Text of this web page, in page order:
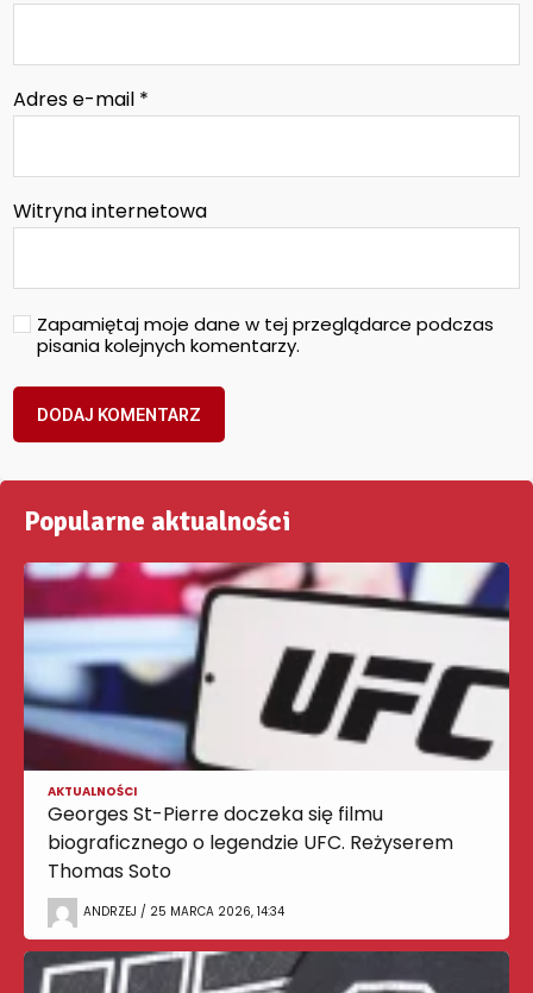
Adres e-mail *
Witryna internetowa
Zapamiętaj moje dane w tej przeglądarce podczas
pisania kolejnych komentarzy.
Popularne aktualności
AKTUALNOŚCI
Georges St-Pierre doczeka się filmu
biograficznego o legendzie UFC. Reżyserem
Thomas Soto
ANDRZEJ / 25 MARCA 2026, 14:34